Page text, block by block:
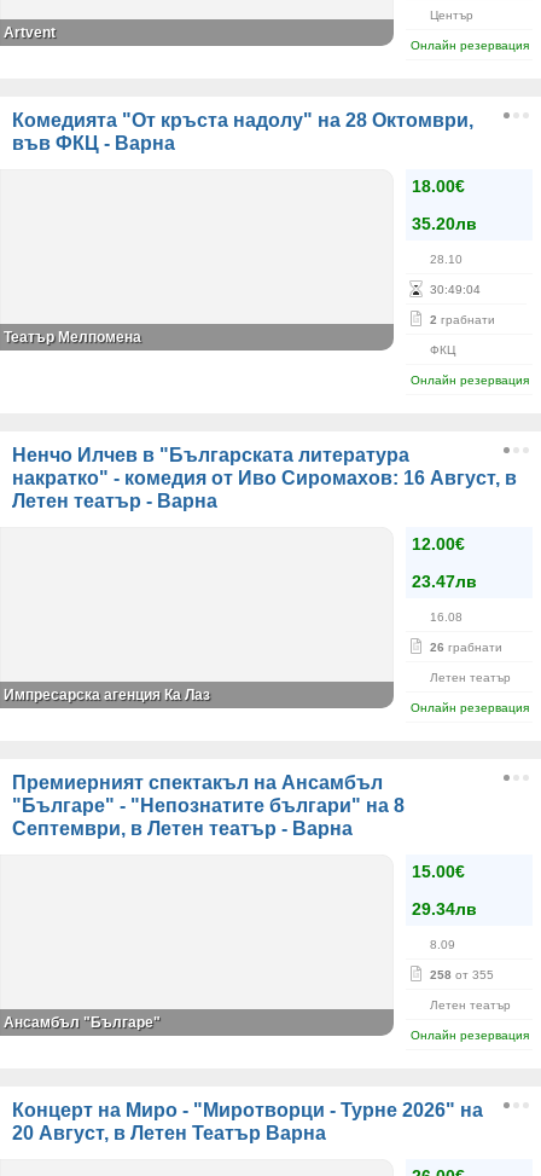
Център
Онлайн резервация
Аrtvent
Комедията "От кръста надолу" на 28 Октомври,
във ФКЦ - Варна
18.00€
35.20лв
28.10
30:49:04
2 грабнати
ФКЦ
Онлайн резервация
Театър Мелпомена
Ненчо Илчев в "Българската литература
накратко" - комедия от Иво Сиромахов: 16 Август, в
Летен театър - Варна
12.00€
23.47лв
16.08
26 грабнати
Летен театър
Онлайн резервация
Импресарска агенция Ка Лаз
Премиерният спектакъл на Ансамбъл
"Българе" - "Непознатите българи" на 8
Септември, в Летен театър - Варна
15.00€
29.34лв
8.09
258 от 355
Летен театър
Онлайн резервация
Ансамбъл "Българе"
Концерт на Миро - "Миротворци - Турне 2026" на
20 Август, в Летен Театър Варна